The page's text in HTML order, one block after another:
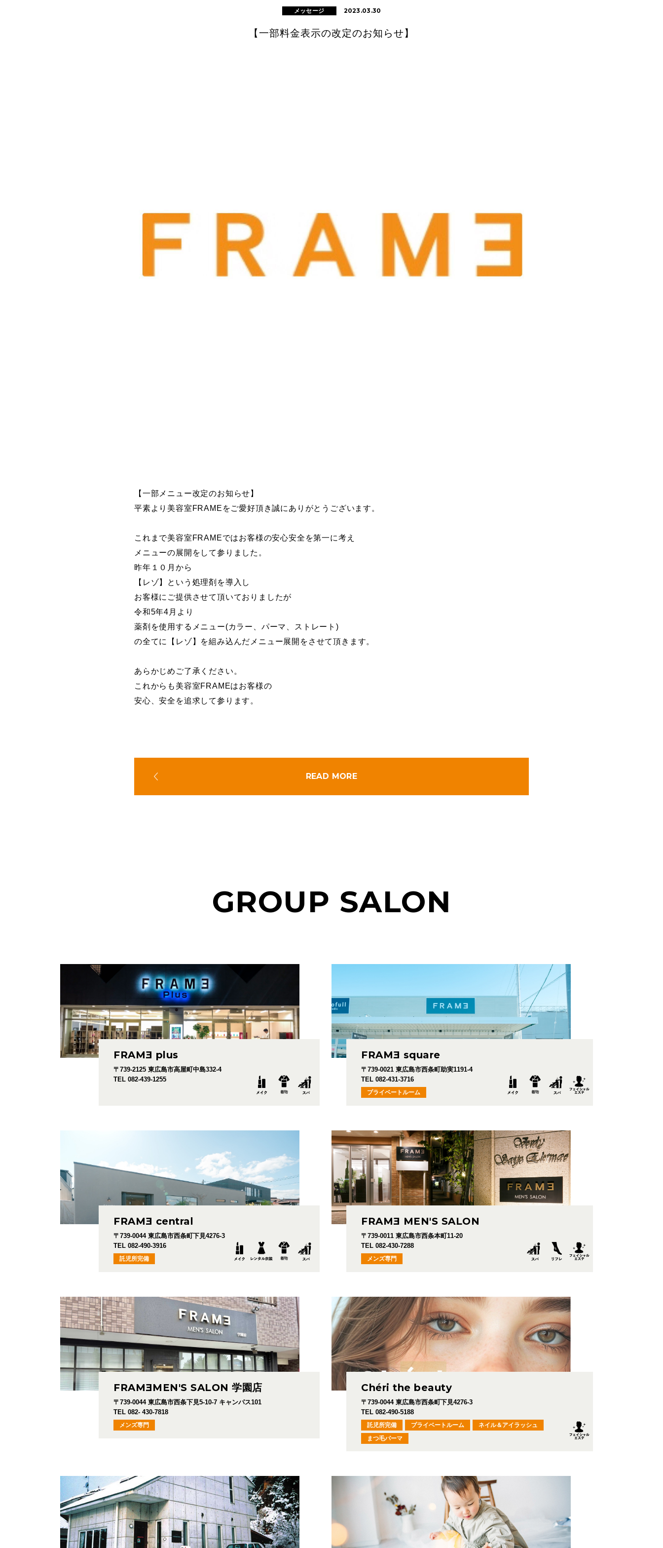
メッセージ 2023.03.30
【一部料金表示の改定のお知らせ】
【一部メニュー改定のお知らせ】
平素より美容室FRAMEをご愛好頂き誠にありがとうございます。
これまで美容室FRAMEではお客様の安心安全を第一に考え
メニューの展開をして参りました。
昨年１０月から
【レゾ】という処理剤を導入し
お客様にご提供させて頂いておりましたが
令和5年4月より
薬剤を使用するメニュー(カラー、パーマ、ストレート)
の全てに【レゾ】を組み込んだメニュー展開をさせて頂きます。
あらかじめご了承ください。
これからも美容室FRAMEはお客様の
安心、安全を追求して参ります。
READ MORE
GROUP SALON
FRAME plus
〒739-2125 東広島市高屋町中島332-4
TEL 082-439-1255
FRAME square
〒739-0021 東広島市西条町助実1191-4
TEL 082-431-3716
プライベートルーム
FRAME central
〒739-0044 東広島市西条町下見4276-3
TEL 082-490-3916
託児所完備
FRAME MEN'S SALON
〒739-0011 東広島市西条本町11-20
TEL 082-430-7288
メンズ専門
FRAMEMEN'S SALON 学園店
〒739-0044 東広島市西条下見5-10-7 キャンパス101
TEL 082- 430-7818
メンズ専門
Chéri the beauty
〒739-0044 東広島市西条町下見4276-3
TEL 082-490-5188
託児所完備 プライベートルーム
ネイル＆アイラッシュ
まつ毛パーマ